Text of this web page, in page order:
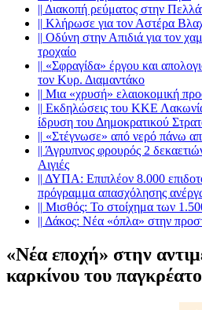
|| Διακοπή ρεύματος στην
|| Κλήρωσε για τον Αστέρα
|| Οδύνη στην Απιδιά για τον
τροχαίο
|| «Σφραγίδα» έργου και
τον Κυρ. Διαμαντάκο
|| Μια «χρυσή» ελαιοκομική
|| Εκδηλώσεις του ΚΚΕ
ίδρυση του Δημοκρατικού
|| «Στέγνωσε» από νερό πάνω
|| Άγρυπνος φρουρός 2
Αιγιές
|| ΔΥΠΑ: Επιπλέον 8.000
πρόγραμμα απασχόλησης
|| Μισθός: Το στοίχημα των
|| Δάκος: Νέα «όπλα» στην
«Νέα εποχή» στην
καρκίνου του